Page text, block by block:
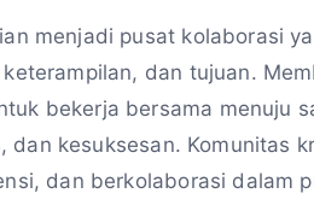
menjadi pusat kolaborasi
dan tujuan.
bekerja bersama menuju
dan kesuksesan. Komunitas
dan berkolaborasi dalam